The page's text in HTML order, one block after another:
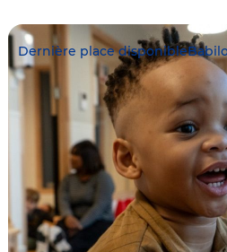
Dernière place disponible